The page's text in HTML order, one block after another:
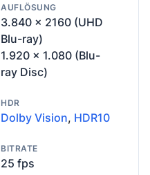
AUFLÖSUNG
3.840 x 2160 (UHD
Blu-ray)
1.920 x 1.080 (Blu-
ray Disc)
HDR
Dolby Vision, HDR10
BITRATE
25 fps